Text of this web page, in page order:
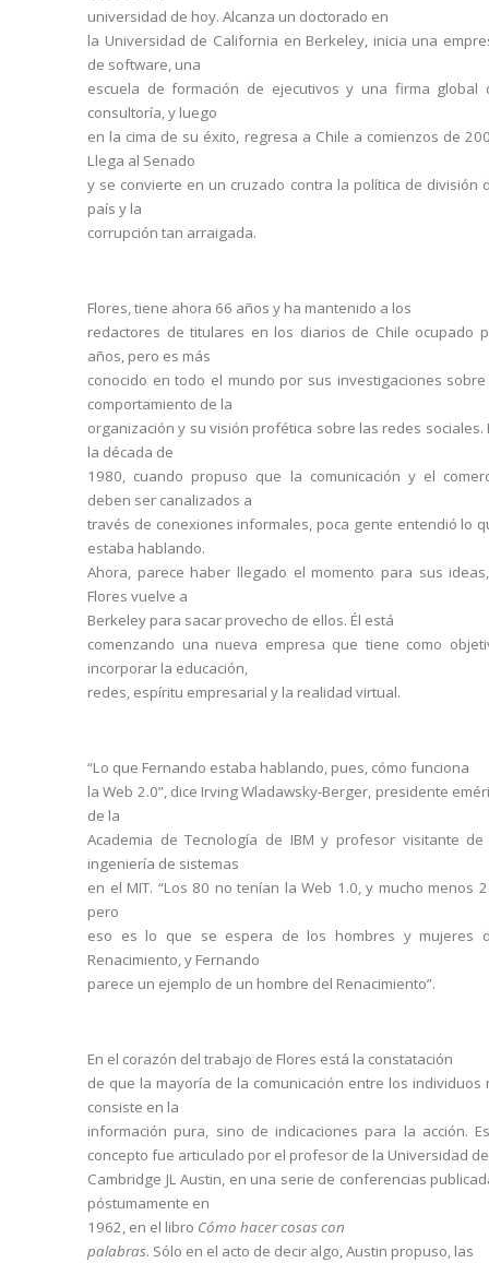
universidad de hoy. Alcanza un doctorado en
la Universidad de California en Berkeley, inicia una
de software, una
escuela de formación de ejecutivos y una firma global
consultoría, y luego
en la cima de su éxito, regresa a Chile a comienzos de
Llega al Senado
y se convierte en un cruzado contra la política de división
país y la
corrupción tan arraigada.
Flores, tiene ahora 66 años y ha mantenido a los
redactores de titulares en los diarios de Chile ocupado
años, pero es más
conocido en todo el mundo por sus investigaciones
comportamiento de la
organización y su visión profética sobre las redes sociales.
la década de
1980, cuando propuso que la comunicación y el
deben ser canalizados a
través de conexiones informales, poca gente entendió lo
estaba hablando.
Ahora, parece haber llegado el momento para sus
Flores vuelve a
Berkeley para sacar provecho de ellos. Él está
comenzando una nueva empresa que tiene como
incorporar la educación,
redes, espíritu empresarial y la realidad virtual.
“Lo que Fernando estaba hablando, pues, cómo funciona
la Web 2.0”, dice Irving Wladawsky-Berger, presidente
de la
Academia de Tecnología de IBM y profesor visitante
ingeniería de sistemas
en el MIT. “Los 80 no tenían la Web 1.0, y mucho menos
pero
eso es lo que se espera de los hombres y mujeres
Renacimiento, y Fernando
parece un ejemplo de un hombre del Renacimiento”.
En el corazón del trabajo de Flores está la constatación
de que la mayoría de la comunicación entre los individuos
consiste en la
información pura, sino de indicaciones para la acción.
concepto fue articulado por el profesor de la Universidad de
Cambridge JL Austin, en una serie de conferencias
póstumamente en
1962, en el libro Cómo hacer cosas con
palabras. Sólo en el acto de decir algo, Austin propuso, las